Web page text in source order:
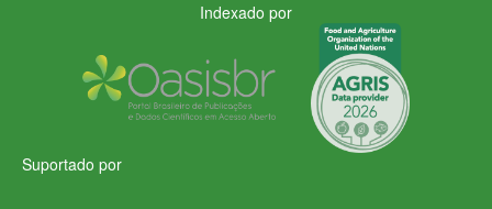
Indexado por
Suportado por